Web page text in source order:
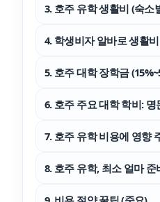
3. 호주 유학 생활비 (숙소
4. 학생비자 알바로 생활
5. 호주 대학 장학금
6. 호주 주요 대학 학비: 명
7. 호주 유학 비용에 영향
8. 호주 유학, 최소 얼마